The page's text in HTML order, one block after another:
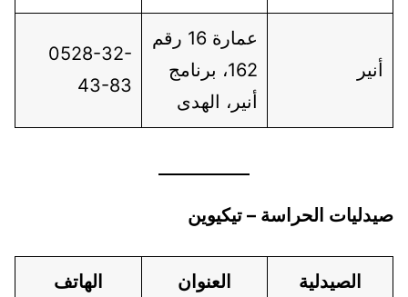
أنير
عمارة 16 رقم
162، برنامج
أنير، الهدى
0528-32-
43-83
صيدليات الحراسة – تيكيوين
الصيدلية العنوان الهاتف